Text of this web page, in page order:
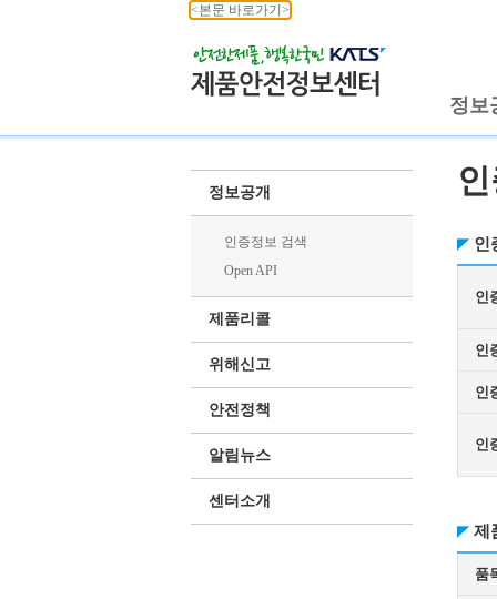
<본문 바로가기>
정보
정보공개
인증정보 검색
Open API
제품리콜
위해신고
안전정책
알림뉴스
센터소개
인
인
인
인
인
제
품